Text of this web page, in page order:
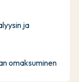
ja
omaksuminen